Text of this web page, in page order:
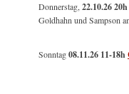
Donnerstag,22.10.26 20h
Goldhahn und Sampson
Sonntag08.11.26 11-18h